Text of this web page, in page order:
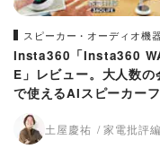
スピーカー・オーディオ機
Insta360「Insta360
E」レビュー。大人数の
で使えるAIスピーカー
の実力を検証
土屋慶祐 家電批評